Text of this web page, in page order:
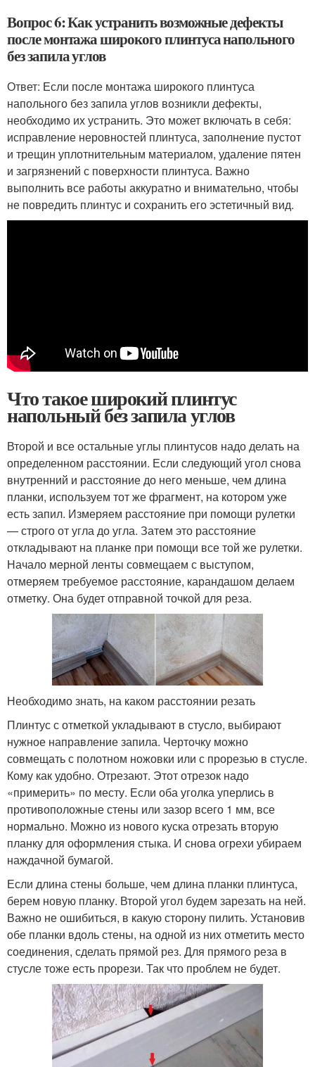
Вопрос 6: Как устранить возможные дефекты
после монтажа широкого плинтуса напольного
без запила углов
Ответ: Если после монтажа широкого плинтуса
напольного без запила углов возникли дефекты,
необходимо их устранить. Это может включать в себя:
исправление неровностей плинтуса, заполнение пустот
и трещин уплотнительным материалом, удаление пятен
и загрязнений с поверхности плинтуса. Важно
выполнить все работы аккуратно и внимательно, чтобы
не повредить плинтус и сохранить его эстетичный вид.
Что такое широкий плинтус
напольный без запила углов
Второй и все остальные углы плинтусов надо делать на
определенном расстоянии. Если следующий угол снова
внутренний и расстояние до него меньше, чем длина
планки, используем тот же фрагмент, на котором уже
есть запил. Измеряем расстояние при помощи рулетки
— строго от угла до угла. Затем это расстояние
откладывают на планке при помощи все той же рулетки.
Начало мерной ленты совмещаем с выступом,
отмеряем требуемое расстояние, карандашом делаем
отметку. Она будет отправной точкой для реза.
Необходимо знать, на каком расстоянии резать
Плинтус с отметкой укладывают в стусло, выбирают
нужное направление запила. Черточку можно
совмещать с полотном ножовки или с прорезью в стусле.
Кому как удобно. Отрезают. Этот отрезок надо
«примерить» по месту. Если оба уголка уперлись в
противоположные стены или зазор всего 1 мм, все
нормально. Можно из нового куска отрезать вторую
планку для оформления стыка. И снова огрехи убираем
наждачной бумагой.
Если длина стены больше, чем длина планки плинтуса,
берем новую планку. Второй угол будем зарезать на ней.
Важно не ошибиться, в какую сторону пилить. Установив
обе планки вдоль стены, на одной из них отметить место
соединения, сделать прямой рез. Для прямого реза в
стусле тоже есть прорези. Так что проблем не будет.